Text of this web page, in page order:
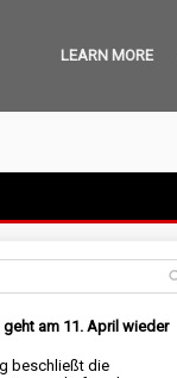
am 11. April wieder
beschließt die
LEARN MORE